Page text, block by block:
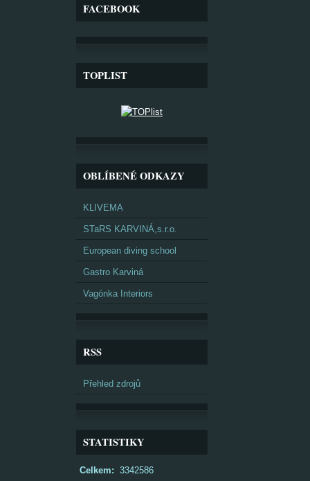
FACEBOOK
TOPLIST
OBLÍBENÉ ODKAZY
KLIVEMA
STaRS KARVINÁ,s.r.o.
European diving school
Gastro Karviná
Vagónka Interiors
RSS
Přehled zdrojů
STATISTIKY
Celkem: 3342586